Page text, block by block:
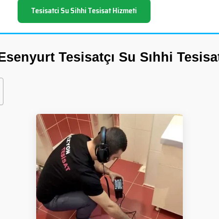
Tesisatci Su Sihhi Tesisat Hizmeti
Tesisatçı Su Sıhhi